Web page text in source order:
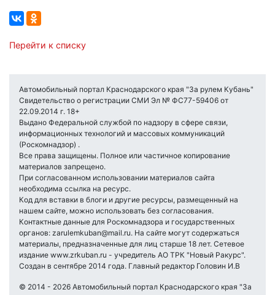
Перейти к списку
Автомобильный портал Краснодарского края "За рулем Кубань"
Свидетельство о регистрации СМИ Эл № ФС77-59406 от
22.09.2014 г. 18+
Выдано Федеральной службой по надзору в сфере связи,
информационных технологий и массовых коммуникаций
(Роскомнадзор) .
Все права защищены. Полное или частичное копирование
материалов запрещено.
При согласованном использовании материалов сайта
необходима ссылка на ресурс.
Код для вставки в блоги и другие ресурсы, размещенный на
нашем сайте, можно использовать без согласования.
Контактные данные для Роскомнадзора и государственных
органов: zarulemkuban@mail.ru. На сайте могут содержаться
материалы, предназначенные для лиц старше 18 лет. Сетевое
издание www.zrkuban.ru - учредитель АО ТРК "Новый Ракурс".
Создан в сентябре 2014 года. Главный редактор Головин И.В
© 2014 - 2026 Автомобильный портал Краснодарского края "За